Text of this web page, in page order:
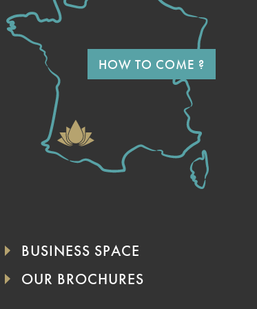
HOW TO COME ?
BUSINESS SPACE
OUR BROCHURES